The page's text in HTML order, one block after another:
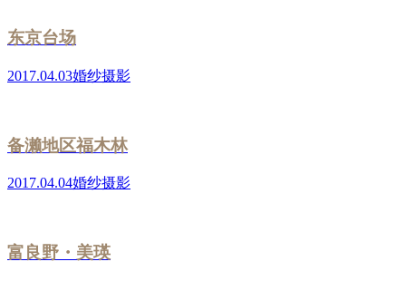
东京台场
2017.04.03婚纱摄影
备濑地区福木林
2017.04.04婚纱摄影
富良野・美瑛